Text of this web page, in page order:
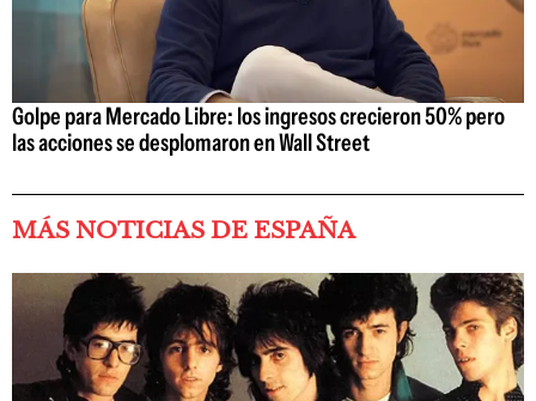
Golpe para Mercado Libre: los ingresos crecieron 50% pero
las acciones se desplomaron en Wall Street
MÁS NOTICIAS DE ESPAÑA